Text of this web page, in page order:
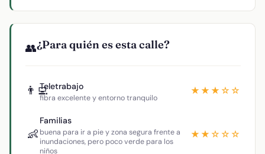
👥¿Para quién es esta calle?
👨‍💻Teletrabajo
fibra excelente y entorno tranquilo
★★★☆☆
👶
Familias
buena para ir a pie y zona segura frente a
inundaciones, pero poco verde para los
niños
★★☆☆☆